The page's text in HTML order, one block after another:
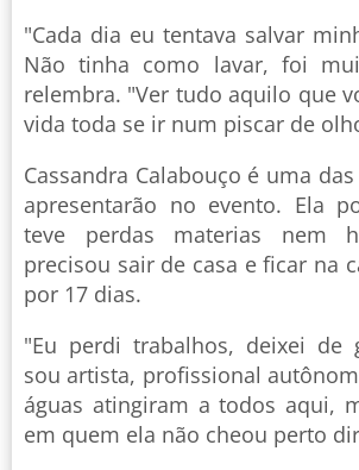
"Cada dia eu tentava salvar
Não tinha como lavar, foi
relembra. "Ver tudo aquilo que
vida toda se ir num piscar de
Cassandra Calabouço é uma
apresentarão no evento. Ela
teve perdas materias nem
precisou sair de casa e ficar na
por 17 dias.
"Eu perdi trabalhos, deixei de
sou artista, profissional
águas atingiram a todos aqui,
em quem ela não cheou perto